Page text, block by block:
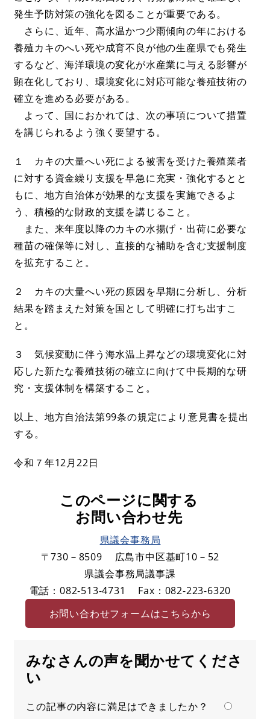
発生予防対策の強化を図ることが重要である。
さらに、近年、高水温かつ少雨傾向の年における
養殖カキのへい死や成育不良が他の生産県でも発生
するなど、海洋環境の変化が水産業に与える影響が
顕在化しており、環境変化に対応可能な養殖技術の
確立を進める必要がある。
よって、国におかれては、次の事項について措置
を講じられるよう強く要望する。
１ カキの大量へい死による被害を受けた養殖業者
に対する資金繰り支援を早急に充実・強化するとと
もに、地方自治体が効果的な支援を実施できるよ
う、積極的な財政的支援を講じること。
また、来年度以降のカキの水揚げ・出荷に必要な
種苗の確保等に対し、直接的な補助を含む支援制度
を拡充すること。
２ カキの大量へい死の原因を早期に分析し、分析
結果を踏まえた対策を国として明確に打ち出すこ
と。
３ 気候変動に伴う海水温上昇などの環境変化に対
応した新たな養殖技術の確立に向けて中長期的な研
究・支援体制を構築すること。
以上、地方自治法第99条の規定により意見書を提出
する。
令和７年12月22日
このページに関する
お問い合わせ先
県議会事務局
〒730－8509
広島市中区基町10－52
県議会事務局議事課
電話：082-513-4731
Fax：082-223-6320
お問い合わせフォームはこちらから
みなさんの声を聞かせてくださ
い
満
この記事の内容に満足はできましたか？